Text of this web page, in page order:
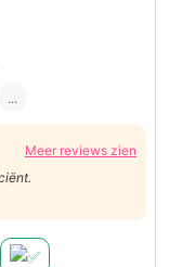
...
Meer reviews zien